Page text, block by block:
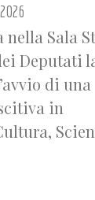
Sala
Deputati
di una
in